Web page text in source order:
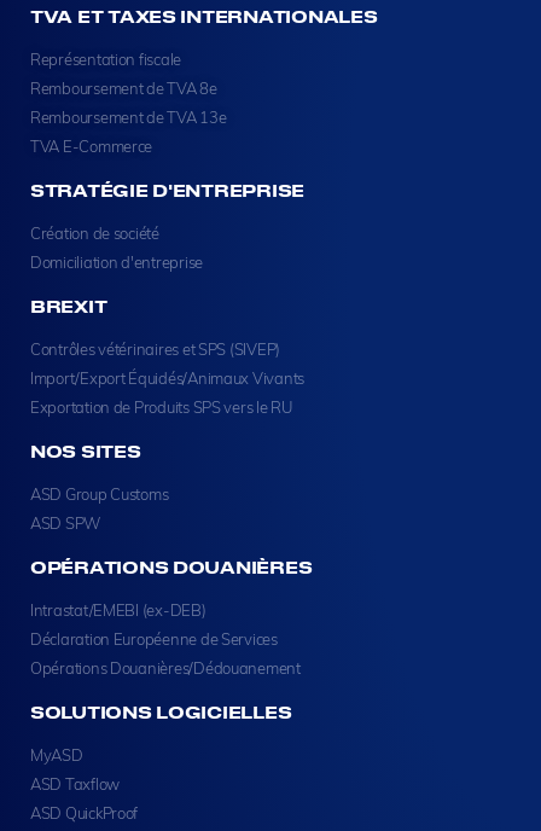
TVA ET TAXES INTERNATIONALES
Représentation fiscale
Remboursement de TVA 8e
Remboursement de TVA 13e
TVA E-Commerce
STRATÉGIE D'ENTREPRISE
Création de société
Domiciliation d'entreprise
BREXIT
Contrôles vétérinaires et SPS (SIVEP)
Import/Export Équidés/Animaux Vivants
Exportation de Produits SPS vers le RU
NOS SITES
ASD Group Customs
ASD SPW
OPÉRATIONS DOUANIÈRES
Intrastat/EMEBI (ex-DEB)
Déclaration Européenne de Services
Opérations Douanières/Dédouanement
SOLUTIONS LOGICIELLES
MyASD
ASD Taxflow
ASD QuickProof